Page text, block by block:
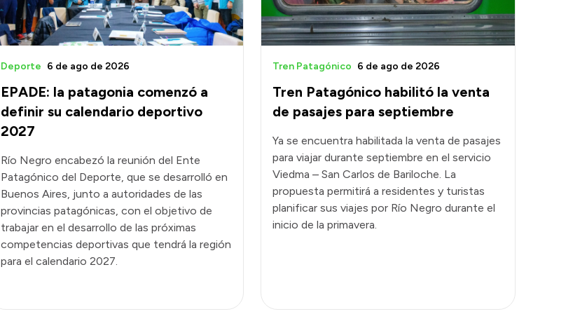
EPADE: la patagonia comenzó a
definir su calendario deportivo
2027
Deporte 6 de ago de 2026
Río Negro encabezó la reunión del Ente
Patagónico del Deporte, que se desarrolló en
Buenos Aires, junto a autoridades de las
provincias patagónicas, con el objetivo de
trabajar en el desarrollo de las próximas
competencias deportivas que tendrá la región
para el calendario 2027.
Tren Patagónico habilitó la venta
de pasajes para septiembre
Tren Patagónico 6 de ago de 2026
Ya se encuentra habilitada la venta de pasajes
para viajar durante septiembre en el servicio
Viedma – San Carlos de Bariloche. La
propuesta permitirá a residentes y turistas
planificar sus viajes por Río Negro durante el
inicio de la primavera.